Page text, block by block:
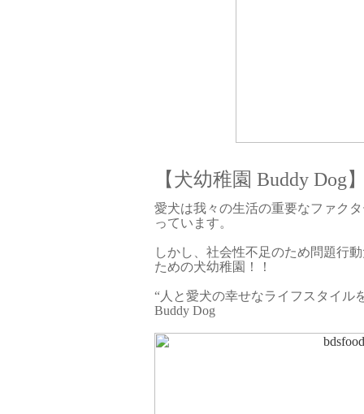
【犬幼稚園 Buddy Dog
愛犬は我々の生活の重要なファク
っています。
しかし、社会性不足のため問題行
ための犬幼稚園！！
“人と愛犬の幸せなライフスタイ
Buddy Dog